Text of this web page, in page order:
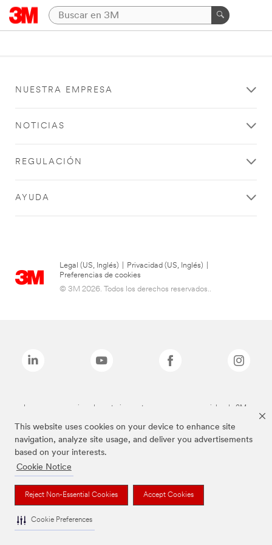
This website uses cookies on your device to enhance site
navigation, analyze site usage, and deliver you advertisements
based on your interests.
Cookie Notice
Reject Non-Essential Cookies Accept Cookies
Cookie Preferences
NUESTRA EMPRESA
NOTICIAS
REGULACIÓN
AYUDA
Legal (US, Inglés) Privacidad (US, Inglés)
Preferencias de cookies
© 3M 2026. Todos los derechos reservados..
Las marcas mencionadas anteriormente son marcas comerciales de 3M.